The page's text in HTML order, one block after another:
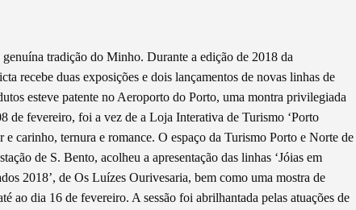
tradição do Minho. Durante a edição de 2018 da
recebe duas exposições e dois lançamentos de novas linhas de
esteve patente no Aeroporto do Porto, uma montra privilegiada
de fevereiro, foi a vez de a Loja Interativa de Turismo ‘Porto
carinho, ternura e romance. O espaço da Turismo Porto e Norte de
de S. Bento, acolheu a apresentação das linhas ‘Jóias em
2018’, de Os Luízes Ourivesaria, bem como uma mostra de
ao dia 16 de fevereiro. A sessão foi abrilhantada pelas atuações de